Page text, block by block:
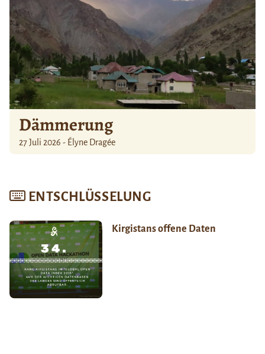
Dämmerung
27 Juli 2026 - Élyne Dragée
ENTSCHLÜSSELUNG
Kirgistans offene Daten